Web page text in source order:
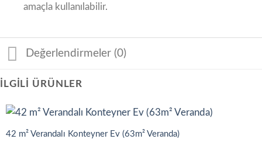
amaçla kullanılabilir.
Değerlendirmeler (0)
İLGILI ÜRÜNLER
42 m² Verandalı Konteyner Ev (63m² Veranda)